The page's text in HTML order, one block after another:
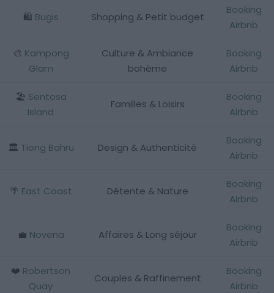
🛍️ Bugis Shopping & Petit budget
Booking
Airbnb
🎨 Kampong
Glam
Culture & Ambiance
bohème
Booking
Airbnb
🏖️ Sentosa
Island
Familles & Loisirs
Booking
Airbnb
🏛️ Tiong Bahru Design & Authenticité
Booking
Airbnb
🌴 East Coast Détente & Nature
Booking
Airbnb
💼 Novena Affaires & Long séjour
Booking
Airbnb
❤️ Robertson
Quay
Couples & Raffinement
Booking
Airbnb